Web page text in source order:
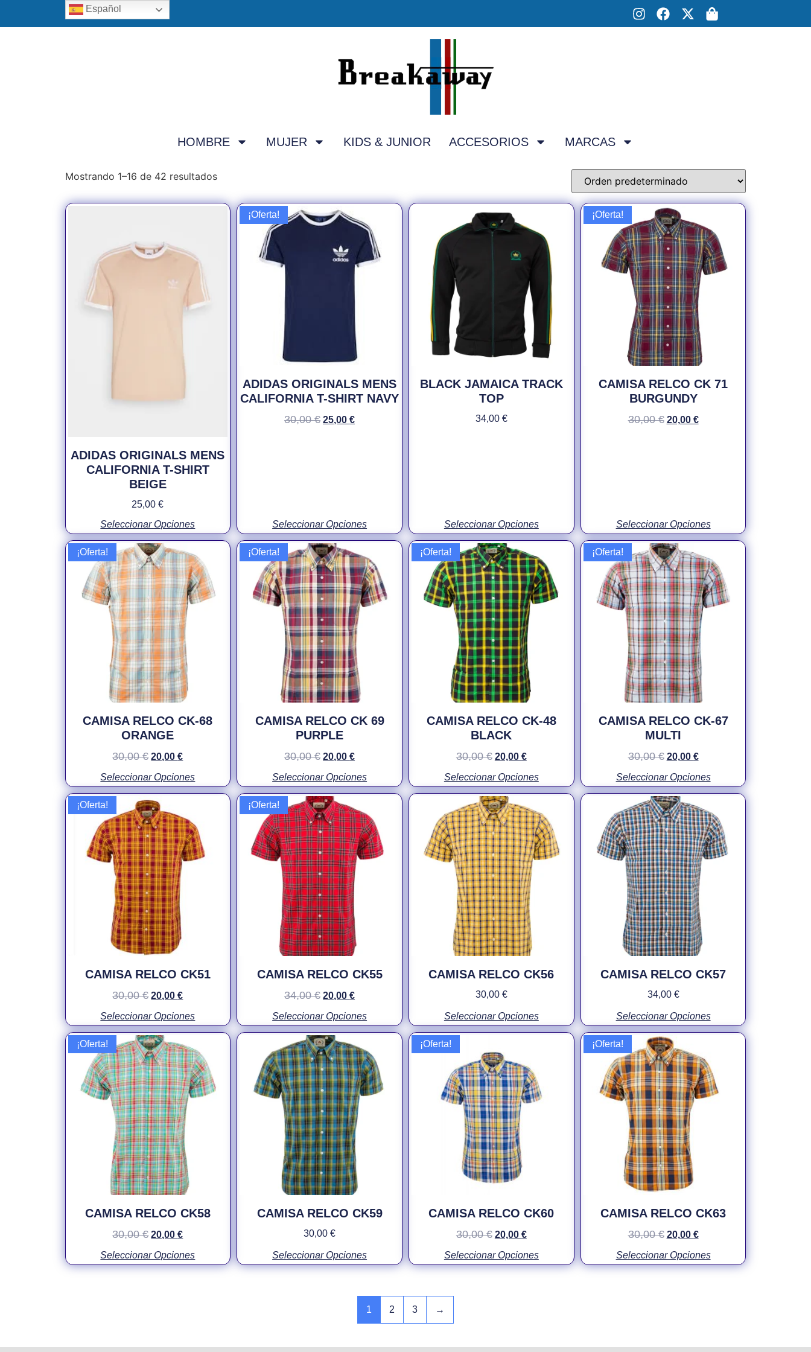
HOMBRE MUJER KIDS & JUNIOR ACCESORIOS MARCAS
Mostrando 1–16 de 42 resultados
ADIDAS ORIGINALS MENS
CALIFORNIA T-SHIRT
BEIGE
25,00€
Seleccionar Opciones
¡Oferta!
ADIDAS ORIGINALS MENS
CALIFORNIA T-SHIRT NAVY
30,00€ 25,00€
Seleccionar Opciones
BLACK JAMAICA TRACK
TOP
34,00 €
Seleccionar Opciones
¡Oferta!
CAMISA RELCO CK 71
BURGUNDY
30,00€ 20,00 €
Seleccionar Opciones
¡Oferta!
CAMISA RELCO CK-68
ORANGE
30,00€ 20,00€
Seleccionar Opciones
¡Oferta!
CAMISA RELCO CK 69
PURPLE
30,00€ 20,00€
Seleccionar Opciones
¡Oferta!
CAMISA RELCO CK-48
BLACK
30,00€ 20,00 €
Seleccionar Opciones
¡Oferta!
CAMISA RELCO CK-67
MULTI
30,00€ 20,00 €
Seleccionar Opciones
¡Oferta!
CAMISA RELCO CK51
30,00€ 20,00€
Seleccionar Opciones
¡Oferta!
CAMISA RELCO CK55
34,00€ 20,00€
Seleccionar Opciones
CAMISA RELCO CK56
30,00 €
Seleccionar Opciones
CAMISA RELCO CK57
34,00 €
Seleccionar Opciones
¡Oferta!
CAMISA RELCO CK58
30,00€ 20,00€
Seleccionar Opciones
CAMISA RELCO CK59
30,00€
Seleccionar Opciones
¡Oferta!
CAMISA RELCO CK60
30,00€ 20,00 €
Seleccionar Opciones
¡Oferta!
CAMISA RELCO CK63
30,00€ 20,00 €
Seleccionar Opciones
1 2 3 →
Español